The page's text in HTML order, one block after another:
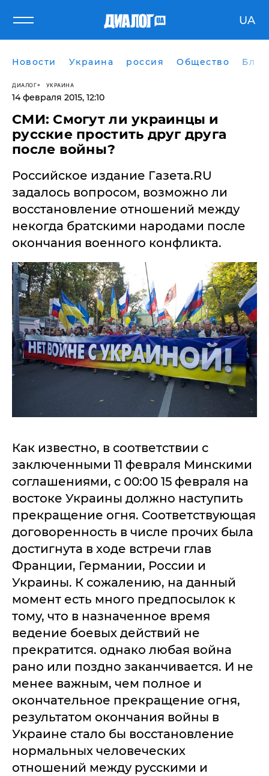
UA
Новости Украина россия Общество
ДИАЛОГ УКРАИНА
14 февраля 2015, 12:10
СМИ: Смогут ли украинцы и
русские простить друг друга
после войны?
Российское издание Газета.RU
задалось вопросом, возможно ли
восстановление отношений между
некогда братскими народами после
окончания военного конфликта.
Как известно, в соответствии с
заключенными 11 февраля Минскими
соглашениями, с 00:00 15 февраля на
востоке Украины должно наступить
прекращение огня. Соответствующая
договоренность в числе прочих была
достигнута в ходе встречи глав
Франции, Германии, России и
Украины. К сожалению, на данный
момент есть много предпосылок к
тому, что в назначенное время
ведение боевых действий не
прекратится. однако любая война
рано или поздно заканчивается. И не
менее важным, чем полное и
окончательное прекращение огня,
результатом окончания войны в
Украине стало бы восстановление
нормальных человеческих
отношений между русскими и